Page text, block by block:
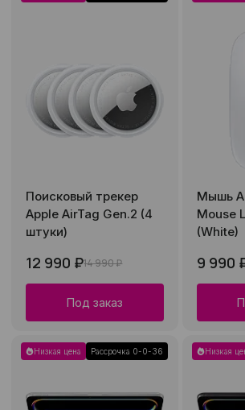
Поисковый трекер
Apple AirTag Gen.2 (4
штуки)
12 990 ₽14 990 ₽
Под заказ
Мышь
Mouse
(White)
9 990
Низкая цена Рассрочка 0-0-36 Низкая